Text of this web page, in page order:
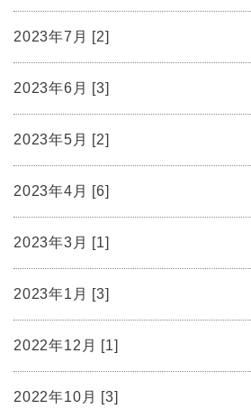
2023年7月 [2]
2023年6月 [3]
2023年5月 [2]
2023年4月 [6]
2023年3月 [1]
2023年1月 [3]
2022年12月 [1]
2022年10月 [3]